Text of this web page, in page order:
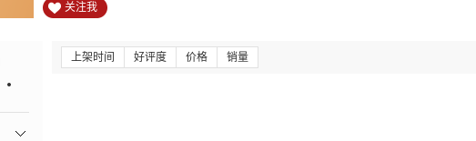
关注我
上架时间 好评度 价格 销量